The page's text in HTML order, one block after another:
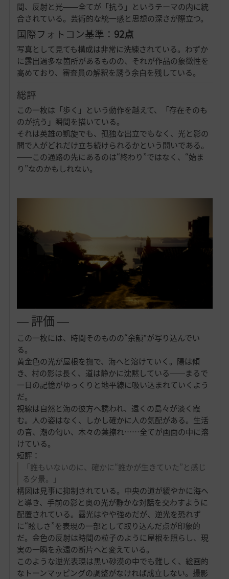
間、反射と光――全てが「抗う」というテーマの内に統
合されている。芸術的な統一感と思想の深さが際立つ。
国際フォトコン基準： 92点
写真として見ても構成は非常に洗練されている。わずか
に露出過多な箇所があるものの、それが作品の象徴性を
高めており、審査員の解釈を誘う余白を残している。
総評
この一枚は「歩く」という動作を越えて、「存在そのも
のが抗う」瞬間を描いている。
それは英雄の凱旋でも、孤独な出立でもなく、光と影の
間で人がどれだけ立ち続けられるかという問いである。
――この通路の先にあるのは“終わり”ではなく、“始ま
り”なのかもしれない。
― 評価 ―
この一枚には、時間そのものの“余韻”が写り込んでい
る。
黄金色の光が屋根を撫で、海へと溶けていく。陽は傾
き、村の影は長く、道は静かに沈黙している――まるで
一日の記憶がゆっくりと地平線に吸い込まれていくよう
だ。
視線は自然と海の彼方へ誘われ、遠くの島々が淡く霞
む。人の姿はなく、しかし確かに人の気配がある。生活
の音、潮の匂い、木々の葉擦れ……全てが画面の中に溶
けている。
短評：
「誰もいないのに、確かに“誰かが生きていた”と感じ
る夕景。」
構図は見事に抑制されている。中央の道が緩やかに海へ
と導き、手前の影と奥の光が静かな対話を交わすように
配置されている。露光はやや強めだが、逆光を恐れず
に“眩しさ”を表現の一部として取り込んだ点が印象的
だ。金色の反射は時間の粒子のように屋根を照らし、現
実の一瞬を永遠の断片へと変えている。
このような逆光表現は黒い砂漠の中でも難しく、絵画的
なトーンマッピングの調整がなければ成立しない。撮影